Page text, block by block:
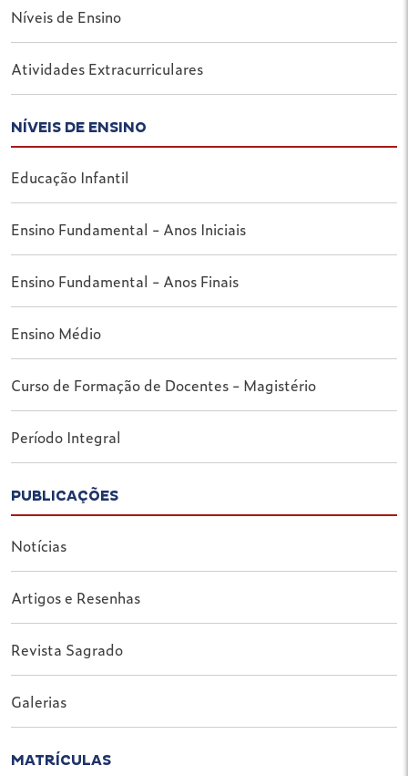
Níveis de Ensino
Atividades Extracurriculares
NÍVEIS DE ENSINO
Educação Infantil
Ensino Fundamental - Anos Iniciais
Ensino Fundamental - Anos Finais
Ensino Médio
Curso de Formação de Docentes - Magistério
Período Integral
PUBLICAÇÕES
Notícias
Artigos e Resenhas
Revista Sagrado
Galerias
MATRÍCULAS